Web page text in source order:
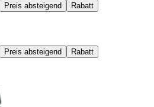
Preis absteigend Rabatt
Preis absteigend Rabatt